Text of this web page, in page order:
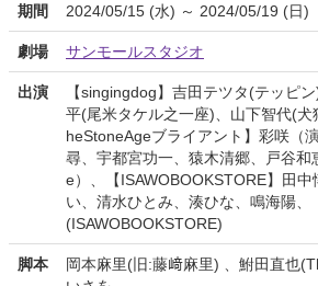
期間 2024/05/15 (水) ～ 2024/05/19 (日)
劇場 サンモールスタジオ
出演
【singingdog】吉田テツタ(テッピ
平(尾米タケル之一座)、山下智代(
heStoneAgeブライアント】彩咲（
尋、宇都宮功一、猿木清郷、戸谷和
e）、【ISAWOBOOKSTORE】田
い、清水ひとみ、湊ひな、鳴海陽、
(ISAWOBOOKSTORE)
脚本
岡本麻里(旧:藤﨑麻里) 、鮒田直也